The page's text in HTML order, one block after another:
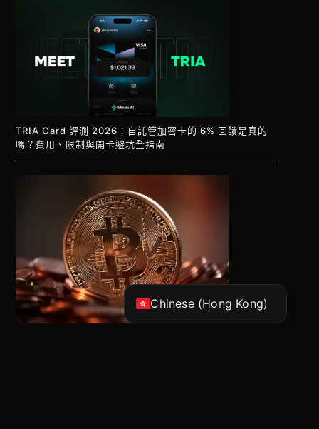
TRIA Card 評測 2026：自託管加密卡的 6% 回饋是真的
嗎？費用、限制與開卡避坑全指南
Chinese (Hong Kong)
Chinese (China)
English
Japanese
Korean